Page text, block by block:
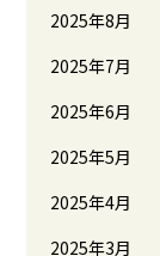
2025年8月
2025年7月
2025年6月
2025年5月
2025年4月
2025年3月